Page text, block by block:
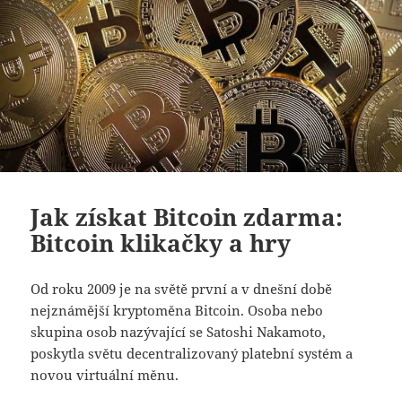
Jak získat Bitcoin zdarma:
Bitcoin klikačky a hry
Od roku 2009 je na světě první a v dnešní době
nejznámější kryptoměna Bitcoin. Osoba nebo
skupina osob nazývající se Satoshi Nakamoto,
poskytla světu decentralizovaný platební systém a
novou virtuální měnu.